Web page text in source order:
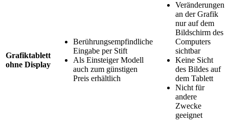
Grafiktablett
ohne Display
Berührungsempfindliche
Eingabe per Stift
Als Einsteiger Modell
auch zum günstigen
Preis erhältlich
Veränderungen
an der Grafik
nur auf dem
Bildschirm des
Computers
sichtbar
Keine Sicht
des Bildes auf
dem Tablett
Nicht für
andere
Zwecke
geeignet